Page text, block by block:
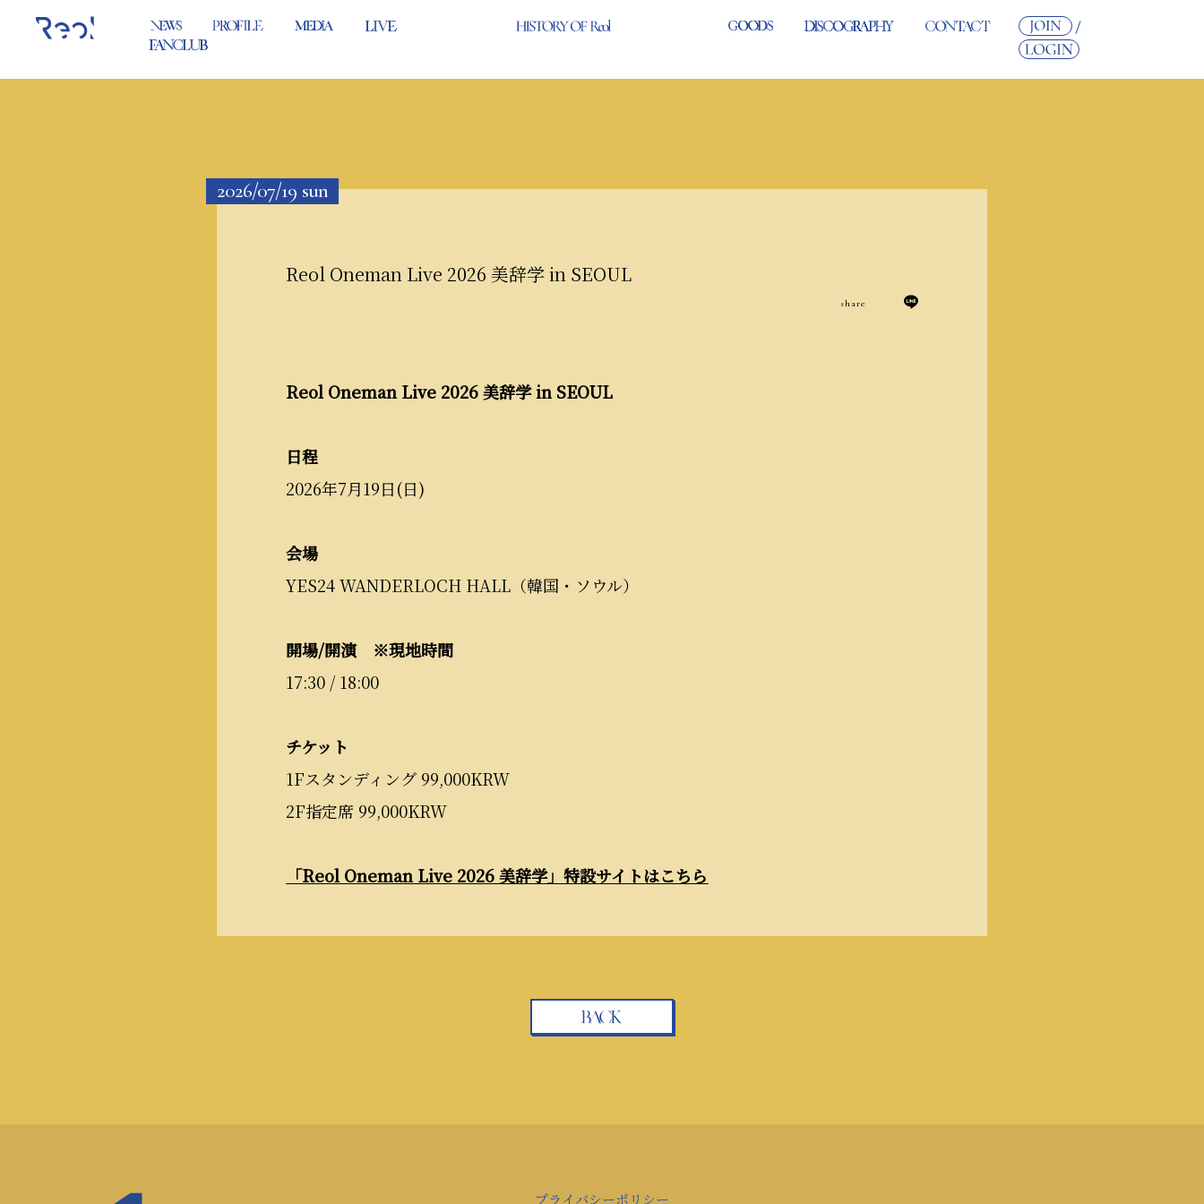
2026/07/19 sun
Reol Oneman Live 2026 美辞学 in SEOUL
share
Reol Oneman Live 2026 美辞学 in SEOUL
日程
2026年7月19日(日)
会場
YES24 WANDERLOCH HALL（韓国・ソウル）
開場/開演 ※現地時間
17:30 / 18:00
チケット
1Fスタンディング 99,000KRW
2F指定席 99,000KRW
「Reol Oneman Live 2026 美辞学」特設サイトはこちら
プライバシーポリシー